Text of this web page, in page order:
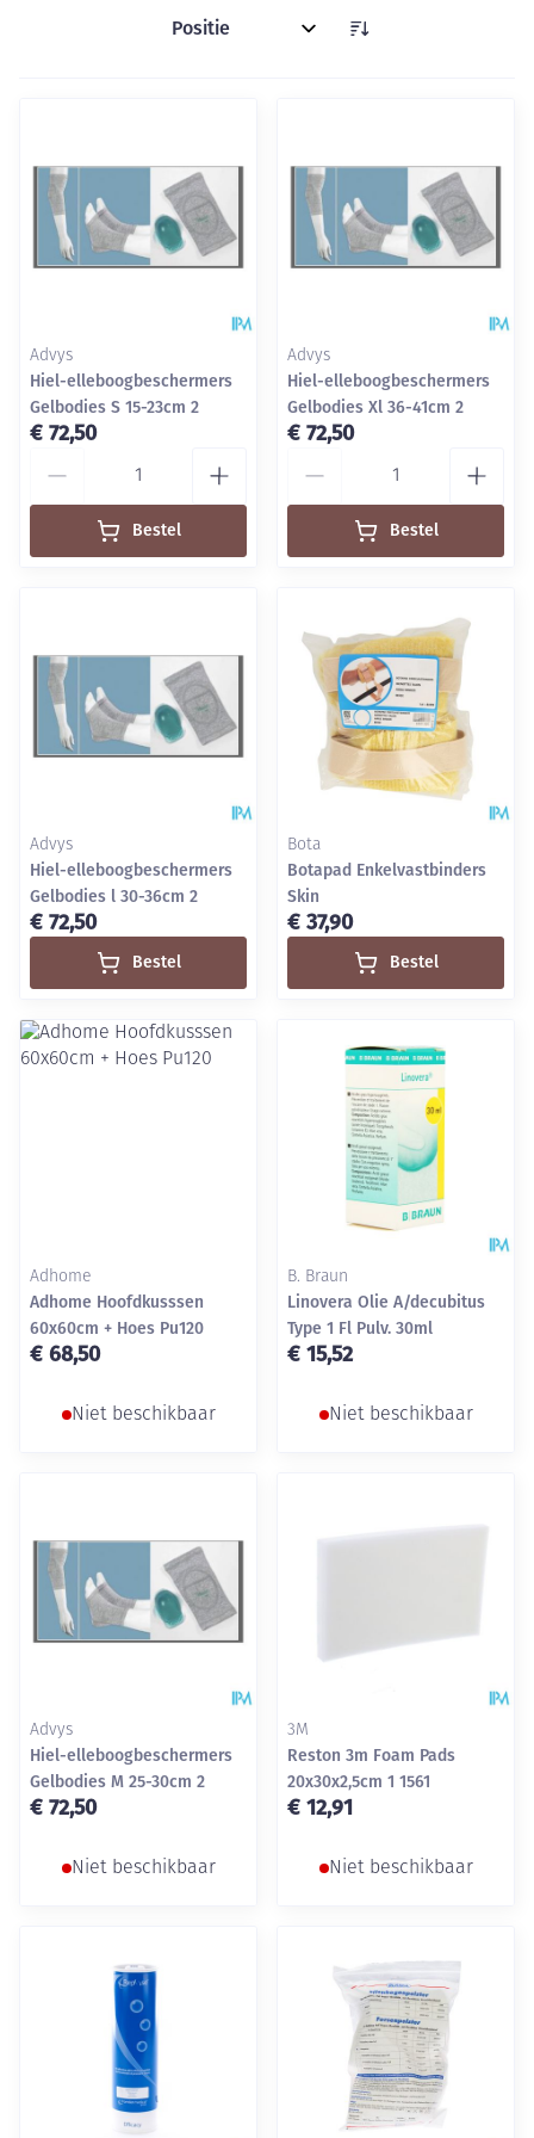
Sorteer op:
Advys
Hiel-elleboogbeschermers
Gelbodies S 15-23cm 2
€ 72,50
Bestel
Advys
Hiel-elleboogbeschermers
Gelbodies Xl 36-41cm 2
€ 72,50
Bestel
Advys
Hiel-elleboogbeschermers
Gelbodies l 30-36cm 2
€ 72,50
Bestel
Bota
Botapad Enkelvastbinders
Skin
€ 37,90
Bestel
Adhome
Adhome Hoofdkusssen
60x60cm + Hoes Pu120
€ 68,50
Niet beschikbaar
B. Braun
Linovera Olie A/decubitus
Type 1 Fl Pulv. 30ml
€ 15,52
Niet beschikbaar
Advys
Hiel-elleboogbeschermers
Gelbodies M 25-30cm 2
€ 72,50
Niet beschikbaar
3M
Reston 3m Foam Pads
20x30x2,5cm 1 1561
€ 12,91
Niet beschikbaar